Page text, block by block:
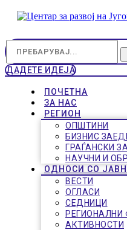
ДАДЕТЕ ИДЕЈА
ПОЧЕТНА
ЗА НАС
РЕГИОН
ОПШТИНИ
БИЗНИС
ГРАЃАНСКИ
НАУЧНИ И
ОДНОСИ СО
ВЕСТИ
ОГЛАСИ
СЕДНИЦИ
РЕГИОНАЛНИ
АКТИВНОСТИ